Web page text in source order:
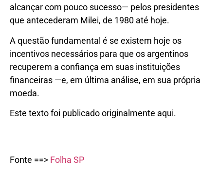
alcançar com pouco sucesso— pelos presidentes
que antecederam Milei, de 1980 até hoje.
A questão fundamental é se existem hoje os
incentivos necessários para que os argentinos
recuperem a confiança em suas instituições
financeiras —e, em última análise, em sua própria
moeda.
Este texto foi publicado originalmente aqui.
Fonte ==> Folha SP